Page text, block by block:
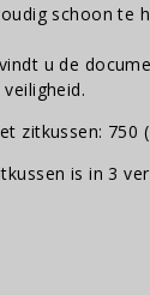
schoon te
u de
zitkussen: 750
is in 3